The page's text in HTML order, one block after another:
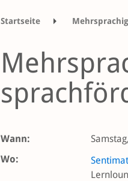
Startseite
Wann:
Wo: